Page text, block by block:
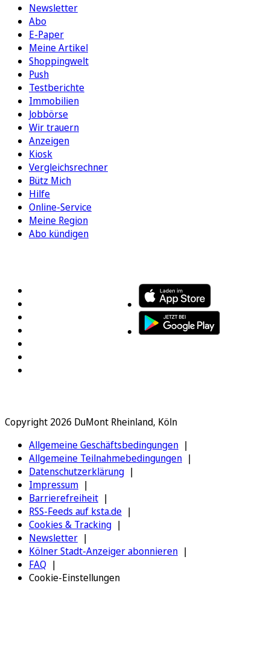
Newsletter
Abo
E-Paper
Meine Artikel
Shoppingwelt
Push
Testberichte
Immobilien
Jobbörse
Wir trauern
Anzeigen
Kiosk
Vergleichsrechner
Bütz Mich
Hilfe
Online-Service
Meine Region
Abo kündigen
Copyright 2026 DuMont Rheinland, Köln
Allgemeine Geschäftsbedingungen
Allgemeine Teilnahmebedingungen
Datenschutzerklärung
Impressum
Barrierefreiheit
RSS-Feeds auf ksta.de
Cookies & Tracking
Newsletter
Kölner Stadt-Anzeiger abonnieren
FAQ
Cookie-Einstellungen